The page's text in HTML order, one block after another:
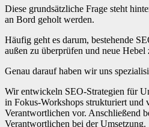
Diese grundsätzliche Frage steht
an Bord geholt werden.
Häufig geht es darum, bestehende
außen zu überprüfen und neue
Genau darauf haben wir uns
Wir entwickeln SEO-Strategien für
in Fokus-Workshops strukturiert und
Verantwortlichen vor. Anschließend
Verantwortlichen bei der Umsetzung.